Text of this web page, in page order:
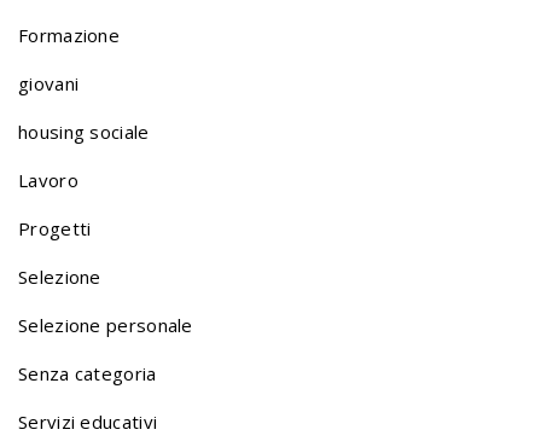
o
n
a
Formazione
giovani
housing sociale
Lavoro
Progetti
Selezione
Selezione personale
Senza categoria
Servizi educativi